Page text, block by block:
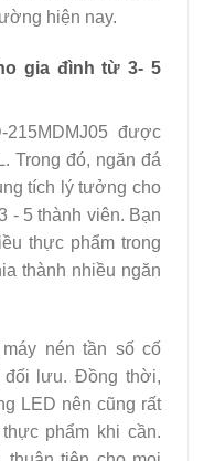
hiện nay.
gia đình từ 3- 5
được
Trong đó, ngăn đá
tích lý tưởng cho
- 5 thành viên. Bạn
thực phẩm trong
thành nhiều ngăn
nén tần số cố
đối lưu. Đồng thời,
LED nên cũng rất
phẩm khi cần.